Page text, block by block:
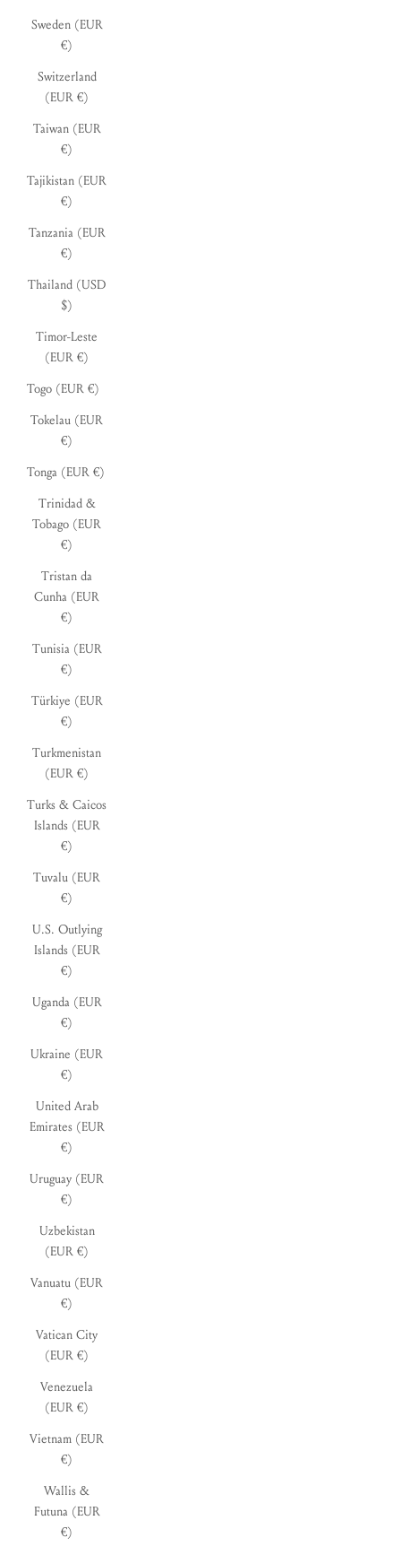
Sweden (EUR
€)
Switzerland
(EUR €)
Taiwan (EUR
€)
Tajikistan (EUR
€)
Tanzania (EUR
€)
Thailand (USD
$)
Timor-Leste
(EUR €)
Togo (EUR €)
Tokelau (EUR
€)
Tonga (EUR €)
Trinidad &
Tobago (EUR
€)
Tristan da
Cunha (EUR
€)
Tunisia (EUR
€)
Türkiye (EUR
€)
Turkmenistan
(EUR €)
Turks & Caicos
Islands (EUR
€)
Tuvalu (EUR
€)
U.S. Outlying
Islands (EUR
€)
Uganda (EUR
€)
Ukraine (EUR
€)
United Arab
Emirates (EUR
€)
Uruguay (EUR
€)
Uzbekistan
(EUR €)
Vanuatu (EUR
€)
Vatican City
(EUR €)
Venezuela
(EUR €)
Vietnam (EUR
€)
Wallis &
Futuna (EUR
€)